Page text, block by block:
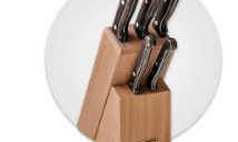
Cuchillo Chef
Lámina en Acero
$